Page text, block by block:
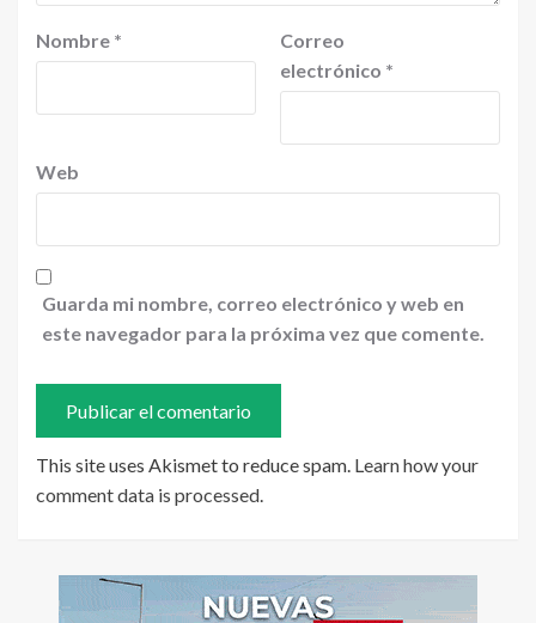
Nombre *
Correo
electrónico *
Web
Guarda mi nombre, correo electrónico y web en
este navegador para la próxima vez que comente.
This site uses Akismet to reduce spam. Learn how your
comment data is processed.